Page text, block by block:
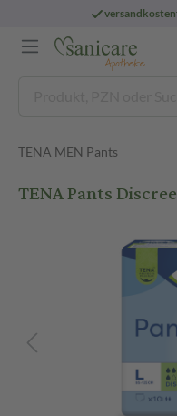
TENA MEN Pants
TENA Pants